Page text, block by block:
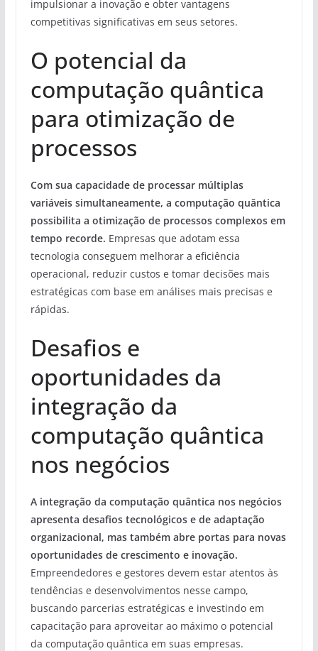
impulsionar a inovação e obter vantagens
competitivas significativas em seus setores.
O potencial da
computação quântica
para otimização de
processos
Com sua capacidade de processar múltiplas
variáveis simultaneamente, a computação quântica
possibilita a otimização de processos complexos em
tempo recorde. Empresas que adotam essa
tecnologia conseguem melhorar a eficiência
operacional, reduzir custos e tomar decisões mais
estratégicas com base em análises mais precisas e
rápidas.
Desafios e
oportunidades da
integração da
computação quântica
nos negócios
A integração da computação quântica nos negócios
apresenta desafios tecnológicos e de adaptação
organizacional, mas também abre portas para novas
oportunidades de crescimento e inovação.
Empreendedores e gestores devem estar atentos às
tendências e desenvolvimentos nesse campo,
buscando parcerias estratégicas e investindo em
capacitação para aproveitar ao máximo o potencial
da computação quântica em suas empresas.